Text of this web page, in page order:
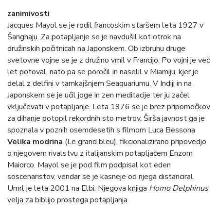
zanimivosti
Jacques Mayol se je rodil francoskim staršem leta 1927 v
Šanghaju. Za potapljanje se je navdušil kot otrok na
družinskih počitnicah na Japonskem. Ob izbruhu druge
svetovne vojne se je z družino vrnil v Francijo. Po vojni je več
let potoval, nato pa se poročil in naselil v Miamiju, kjer je
delal z delfini v tamkajšnjem Seaquariumu. V Indiji in na
Japonskem se je učil joge in zen meditacije ter ju začel
vključevati v potapljanje. Leta 1976 se je brez pripomočkov
za dihanje potopil rekordnih sto metrov. Širša javnost ga je
spoznala v poznih osemdesetih s filmom Luca Bessona
Velika modrina (Le grand bleu), fikcionalizirano pripovedjo
o njegovem rivalstvu z italijanskim potapljačem Enzom
Maiorco. Mayol se je pod film podpisal kot eden
soscenaristov, vendar se je kasneje od njega distanciral.
Umrl je leta 2001 na Elbi. Njegova knjiga Homo Delphinus
velja za biblijo prostega potapljanja.